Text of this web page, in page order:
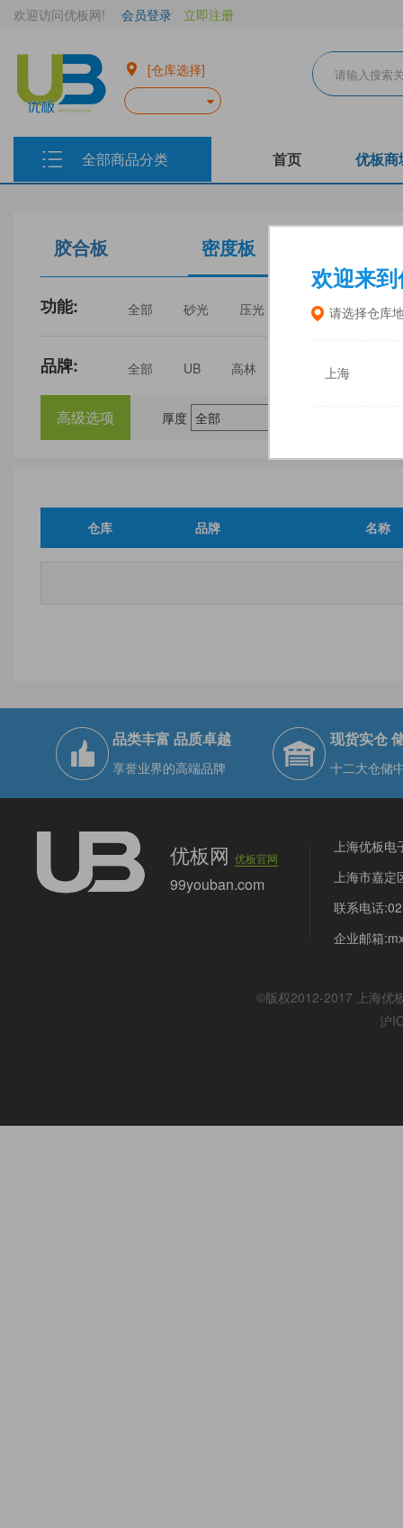
欢迎来到
请选择仓库
上海
欢迎访问优板网! 会员登录 立即注册
[仓库选择]
全部商品分类 首页 优板商
胶合板 密度板
功能: 全部 砂光 压光 家具 门板
品牌: 全部 UB 高林 中福
三威
建瓯福人
高级选项 厚度
仓库 品牌 名称
品类丰富 品质卓越
享誉业界的高端品牌
现货实仓
十二大仓储
优板网优板官网
99youban.com
上海优板电
上海市嘉定
联系电话
企业邮箱
©版权2012-2017 上海优
沪